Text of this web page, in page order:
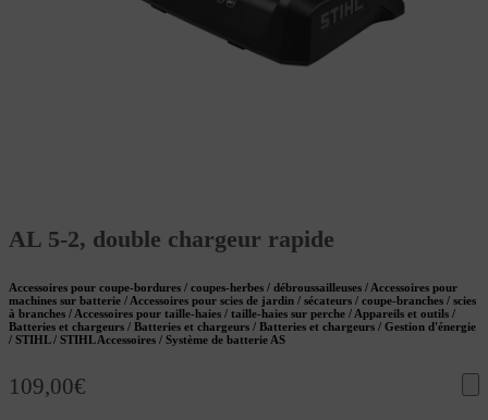
AL 5-2, double chargeur rapide
Accessoires pour coupe-bordures / coupes-herbes / débroussailleuses / Accessoires pour
machines sur batterie / Accessoires pour scies de jardin / sécateurs / coupe-branches / scies
à branches / Accessoires pour taille-haies / taille-haies sur perche / Appareils et outils /
Batteries et chargeurs / Batteries et chargeurs / Batteries et chargeurs / Gestion d'énergie
/ STIHL / STIHL Accessoires / Système de batterie AS
109,00€